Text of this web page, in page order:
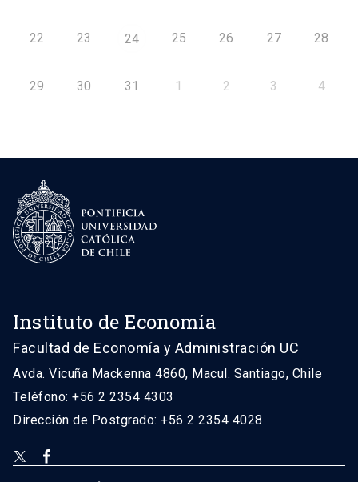
22 23 24 25 26 27 28
29 30 31 1 2 3 4
Instituto de Economía
Facultad de Economía y Administración UC
Avda. Vicuña Mackenna 4860, Macul. Santiago, Chile
Teléfono: +56 2 2354 4303
Dirección de Postgrado: +56 2 2354 4028